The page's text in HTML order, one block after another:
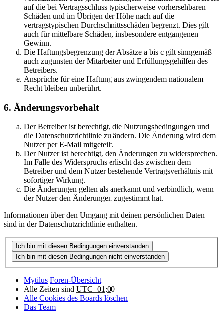
auf die bei Vertragsschluss typischerweise vorhersehbaren
Schäden und im Übrigen der Höhe nach auf die
vertragstypischen Durchschnittsschäden begrenzt. Dies gilt
auch für mittelbare Schäden, insbesondere entgangenen
Gewinn.
Die Haftungsbegrenzung der Absätze a bis c gilt sinngemäß
auch zugunsten der Mitarbeiter und Erfüllungsgehilfen des
Betreibers.
Ansprüche für eine Haftung aus zwingendem nationalem
Recht bleiben unberührt.
6. Änderungsvorbehalt
Der Betreiber ist berechtigt, die Nutzungsbedingungen und
die Datenschutzrichtlinie zu ändern. Die Änderung wird dem
Nutzer per E-Mail mitgeteilt.
Der Nutzer ist berechtigt, den Änderungen zu widersprechen.
Im Falle des Widerspruchs erlischt das zwischen dem
Betreiber und dem Nutzer bestehende Vertragsverhältnis mit
sofortiger Wirkung.
Die Änderungen gelten als anerkannt und verbindlich, wenn
der Nutzer den Änderungen zugestimmt hat.
Informationen über den Umgang mit deinen persönlichen Daten
sind in der Datenschutzrichtlinie enthalten.
Mytilus Foren-Übersicht
Alle Zeiten sind UTC+01:00
Alle Cookies des Boards löschen
Das Team